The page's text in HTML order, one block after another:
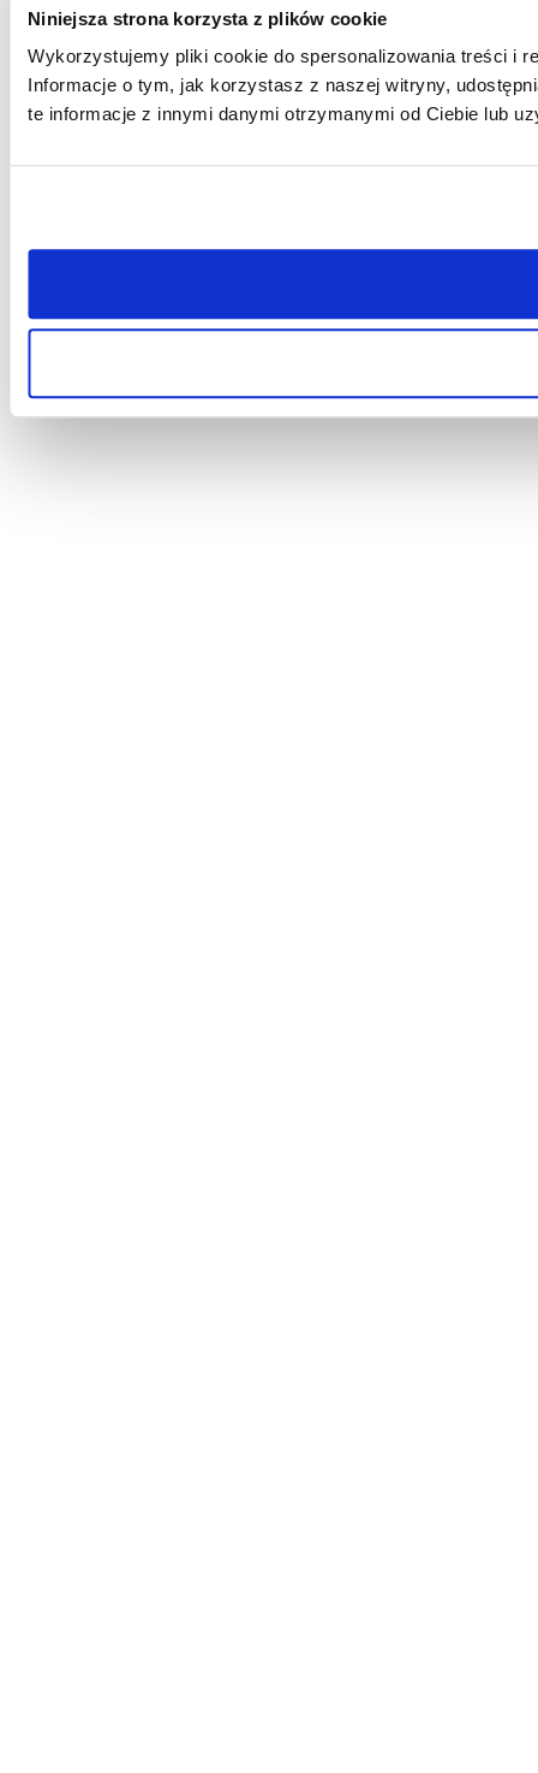
Niniejsza strona korzysta z plików cookie
Wykorzystujemy pliki cookie do spersonalizowania treści i
Informacje o tym, jak korzystasz z naszej witryny,
te informacje z innymi danymi otrzymanymi od Ciebie lub